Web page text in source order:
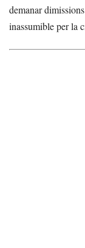
demanar
inassumible per la